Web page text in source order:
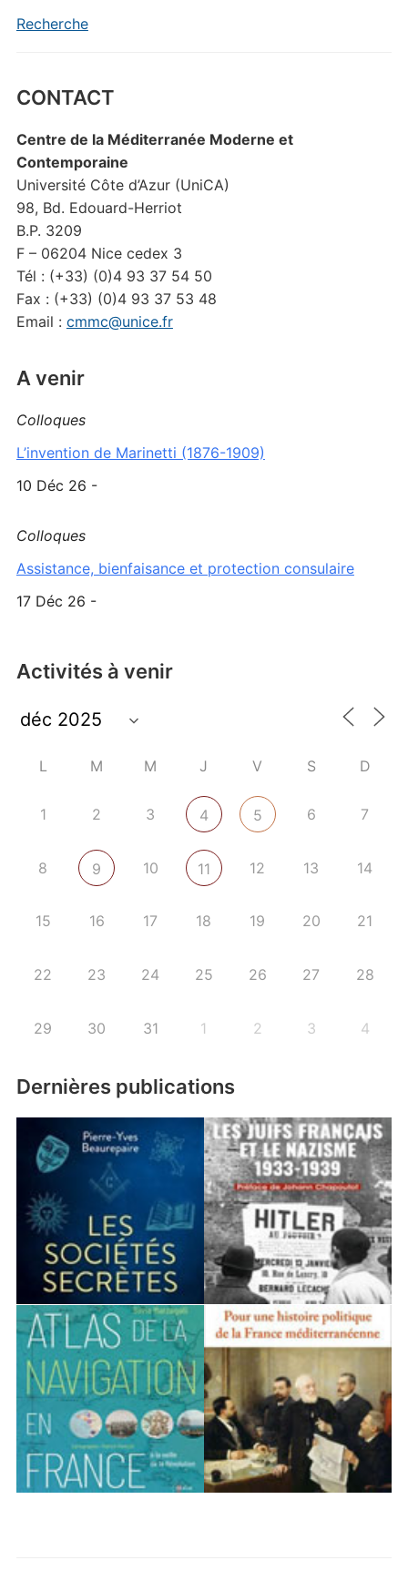
Recherche
CONTACT
Centre de la Méditerranée Moderne et
Contemporaine
Université Côte d’Azur (UniCA)
98, Bd. Edouard-Herriot
B.P. 3209
F – 06204 Nice cedex 3
Tél : (+33) (0)4 93 37 54 50
Fax : (+33) (0)4 93 37 53 48
Email : cmmc@unice.fr
A venir
Colloques
L’invention de Marinetti (1876-1909)
10 Déc 26 -
Colloques
Assistance, bienfaisance et protection consulaire
17 Déc 26 -
Activités à venir
L M M J V S D
1 2 3 4 5 6 7
8 9 10 11 12 13 14
15 16 17 18 19 20 21
22 23 24 25 26 27 28
29 30 31 1 2 3 4
Dernières publications